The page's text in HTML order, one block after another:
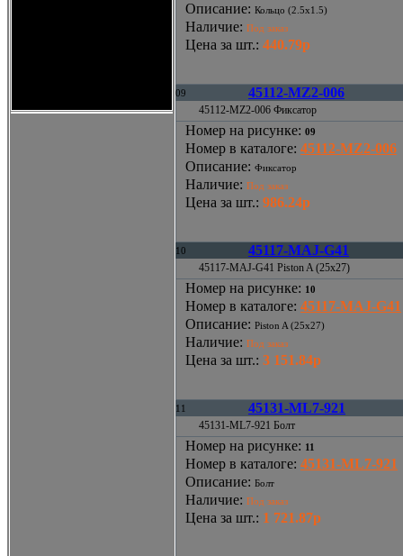
Описание: Кольцо (2.5x1.5)
Наличие: Под заказ
Цена за шт.: 440.79р
09 45112-MZ2-006
45112-MZ2-006 Фиксатор
Номер на рисунке: 09
Номер в каталоге: 45112-MZ2-006
Описание: Фиксатор
Наличие: Под заказ
Цена за шт.: 986.24р
10 45117-MAJ-G41
45117-MAJ-G41 Piston A (25x27)
Номер на рисунке: 10
Номер в каталоге: 45117-MAJ-G41
Описание: Piston A (25x27)
Наличие: Под заказ
Цена за шт.: 3 151.84р
11 45131-ML7-921
45131-ML7-921 Болт
Номер на рисунке: 11
Номер в каталоге: 45131-ML7-921
Описание: Болт
Наличие: Под заказ
Цена за шт.: 1 721.87р